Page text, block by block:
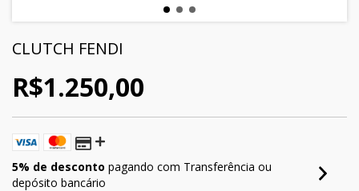
CLUTCH FENDI
R$1.250,00
5% de desconto pagando com Transferência ou
depósito bancário